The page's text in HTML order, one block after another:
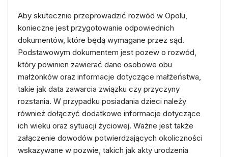
Aby skutecznie przeprowadzić rozwód w Opolu,
konieczne jest przygotowanie odpowiednich
dokumentów, które będą wymagane przez sąd.
Podstawowym dokumentem jest pozew o rozwód,
który powinien zawierać dane osobowe obu
małżonków oraz informacje dotyczące małżeństwa,
takie jak data zawarcia związku czy przyczyny
rozstania. W przypadku posiadania dzieci należy
również dołączyć dodatkowe informacje dotyczące
ich wieku oraz sytuacji życiowej. Ważne jest także
załączenie dowodów potwierdzających okoliczności
wskazywane w pozwie, takich jak akty urodzenia